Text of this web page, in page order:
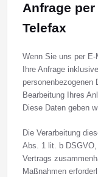
Anfrage
Telefax
Wenn Sie uns per
Ihre Anfrage
personenbezogenen
Bearbeitung Ihres
Diese Daten geben
Die Verarbeitung
Abs. 1 lit. b
Vertrags
Maßnahmen